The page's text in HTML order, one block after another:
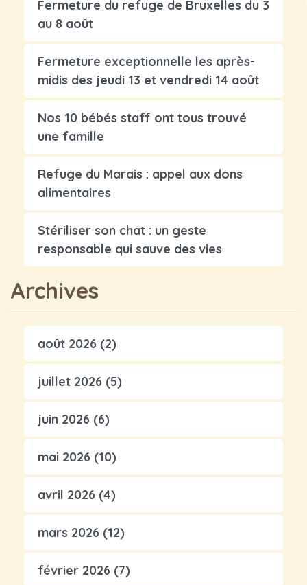
Fermeture du refuge de Bruxelles du 3
au 8 août
Fermeture exceptionnelle les après-
midis des jeudi 13 et vendredi 14 août
Nos 10 bébés staff ont tous trouvé
une famille
Refuge du Marais : appel aux dons
alimentaires
Stériliser son chat : un geste
responsable qui sauve des vies
Archives
août 2026 (2)
juillet 2026 (5)
juin 2026 (6)
mai 2026 (10)
avril 2026 (4)
mars 2026 (12)
février 2026 (7)